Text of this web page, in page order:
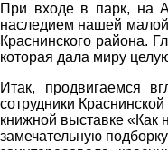
При входе в парк, на
наследием нашей
Краснинского района.
которая дала миру
Итак, продвигаемся
сотрудники
книжной выставке «Как
замечательную